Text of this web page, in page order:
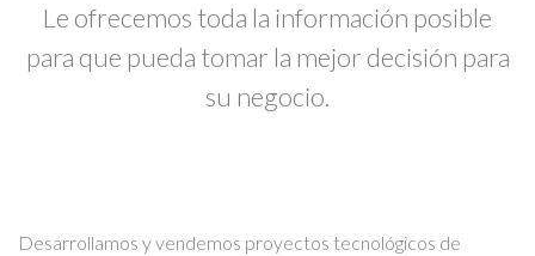
Le ofrecemos toda la información posible
para que pueda tomar la mejor decisión para
su negocio.
Desarrollamos y vendemos proyectos tecnológicos de